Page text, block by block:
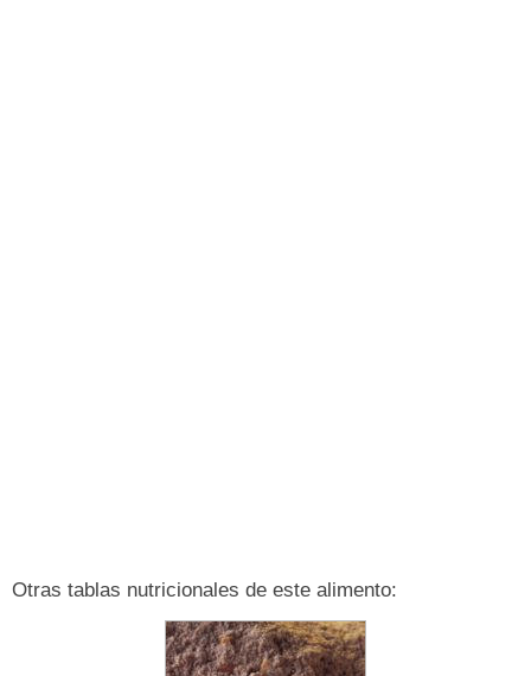
Otras tablas nutricionales de este alimento: